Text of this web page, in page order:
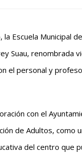
Escuela Municipal
Suau, renombrada
el personal y
con el
de Adultos, como
del centro que